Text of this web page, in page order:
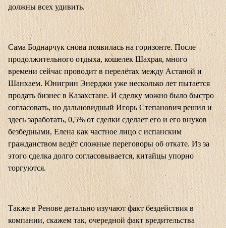
должны всех удивить.
Сама Боднарчук снова появилась на горизонте. После
продолжительного отдыха, кошелек Шахрая, много
времени сейчас проводит в перелётах между Астаной и
Шанхаем. Юнигрин Энерджи уже несколько лет пытается
продать бизнес в Казахстане. И сделку можно было быстро
согласовать, но дальновидный Игорь Степанович решил и
здесь заработать, 0,5% от сделки сделает его и его внуков
безбедными, Елена как частное лицо с испанским
гражданством ведёт сложные переговоры об откате. Из за
этого сделка долго согласовывается, китайцы упорно
торгуются.
Также в Ренове детально изучают факт бездействия в
компании, скажем так, очередной факт вредительства